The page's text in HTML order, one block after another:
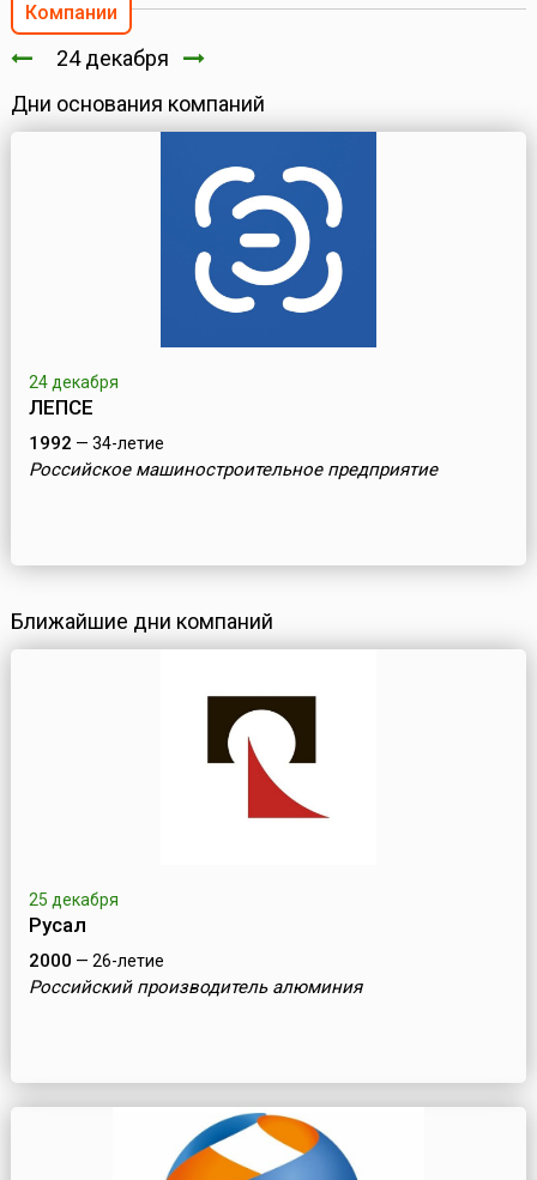
Компании
24 декабря
Дни основания компаний
24 декабря
ЛЕПСЕ
1992 — 34-летие
Российское машиностроительное предприятие
Ближайшие дни компаний
25 декабря
Русал
2000 — 26-летие
Российский производитель алюминия